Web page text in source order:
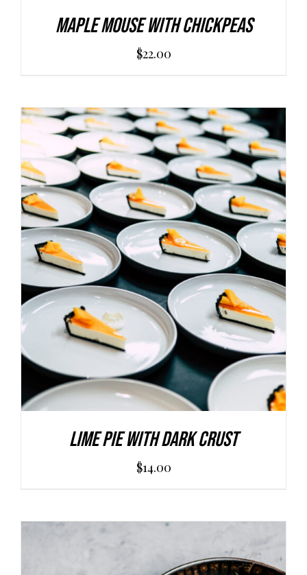
Maple Mouse With Chickpeas
$22.00
AGGIUNGI AL CARRELLO / DETAILS
Lime Pie With Dark Crust
$14.00